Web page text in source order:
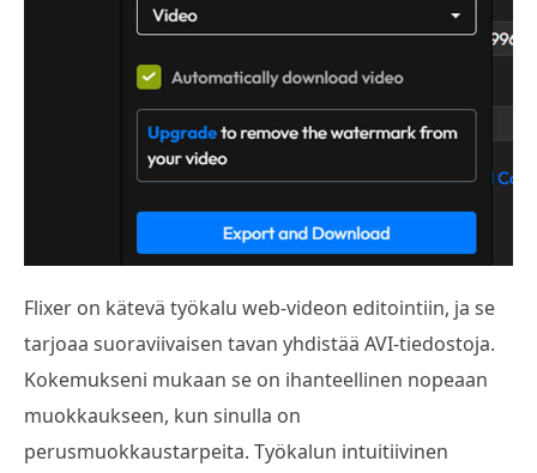
Flixer on kätevä työkalu web-videon editointiin, ja se
tarjoaa suoraviivaisen tavan yhdistää AVI-tiedostoja.
Kokemukseni mukaan se on ihanteellinen nopeaan
muokkaukseen, kun sinulla on
perusmuokkaustarpeita. Työkalun intuitiivinen